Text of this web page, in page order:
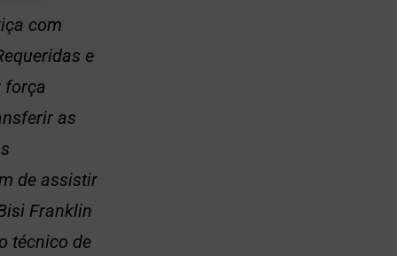
com
e
força
as
de assistir
Franklin
técnico de